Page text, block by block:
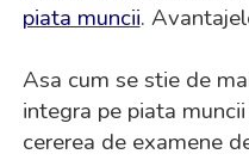
piata muncii.
Asa cum se stie de
integra pe piata
cererea de examene